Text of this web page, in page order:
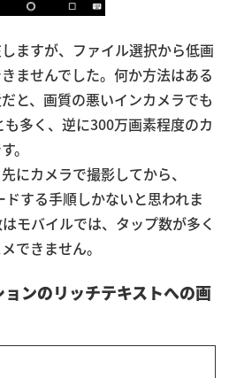
ますが、ファイル選択から低画
ませんでした。何か方法はある
と、画質の悪いインカメラでも
多く、逆に300万画素程度のカ
。
にカメラで撮影してから、
する手順しかないと思われま
モバイルでは、タップ数が多く
できません。
ンのリッチテキストへの画